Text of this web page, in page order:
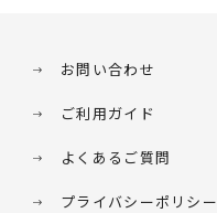
お問い合わせ
ご利用ガイド
よくあるご質問
プライバシーポリシー